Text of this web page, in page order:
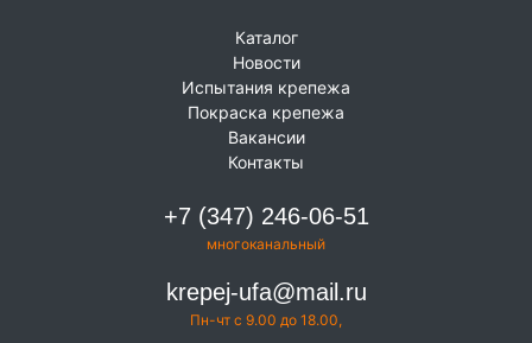
Каталог
Новости
Испытания крепежа
Покраска крепежа
Вакансии
Контакты
+7 (347) 246-06-51
многоканальный
krepej-ufa@mail.ru
Пн-чт с 9.00 до 18.00,